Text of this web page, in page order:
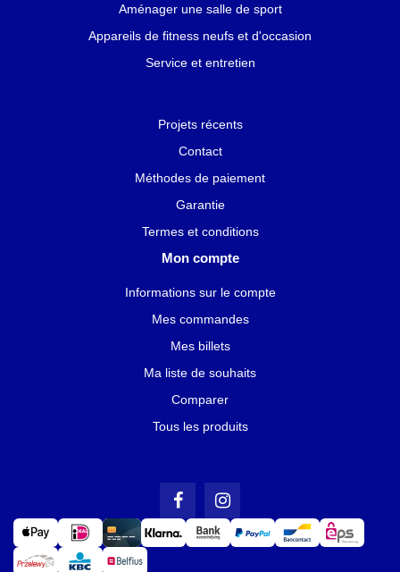
Aménager une salle de sport
Appareils de fitness neufs et d'occasion
Service et entretien
Projets récents
Contact
Méthodes de paiement
Garantie
Termes et conditions
Mon compte
Informations sur le compte
Mes commandes
Mes billets
Ma liste de souhaits
Comparer
Tous les produits